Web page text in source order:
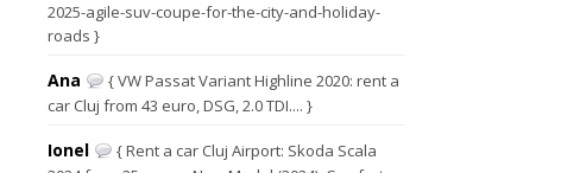
2025-agile-suv-coupe-for-the-city-and-holiday-
roads }
Ana
{ VW Passat Variant Highline 2020: rent a
car Cluj from 43 euro, DSG, 2.0 TDI.... }
Ionel
{ Rent a car Cluj Airport: Skoda Scala